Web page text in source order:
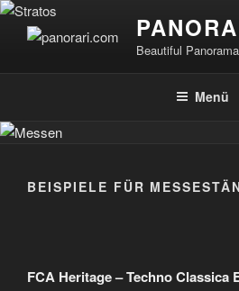
Zum
Inhalt
Beautiful
Menü
BEISPIELE FÜR
FCA Heritage – Techno Classica